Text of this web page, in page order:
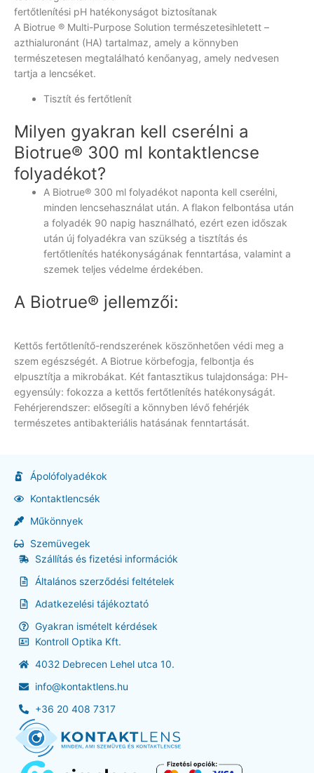
fertőtlenítési pH hatékonyságot biztosítanak
A Biotrue ® Multi-Purpose Solution természetesihletett –
azthialuronánt (HA) tartalmaz, amely a könnyben
természetesen megtalálható kenőanyag, amely nedvesen
tartja a lencséket.
Tisztít és fertőtlenít
Milyen gyakran kell cserélni a
Biotrue® 300 ml kontaktlencse
folyadékot?
A Biotrue® 300 ml folyadékot naponta kell cserélni,
minden lencsehasználat után. A flakon felbontása után
a folyadék 90 napig használható, ezért ezen időszak
után új folyadékra van szükség a tisztítás és
fertőtlenítés hatékonyságának fenntartása, valamint a
szemek teljes védelme érdekében.
A Biotrue® jellemzői:
Kettős fertőtlenítő-rendszerének köszönhetően védi meg a
szem egészségét. A Biotrue körbefogja, felbontja és
elpusztítja a mikrobákat. Két fantasztikus tulajdonsága: PH-
egyensúly: fokozza a kettős fertőtlenítés hatékonyságát.
Fehérjerendszer: elősegíti a könnyben lévő fehérjék
természetes antibakteriális hatásának fenntartását.
Ápolófolyadékok
Kontaktlencsék
Műkönnyek
Szemüvegek
Szállítás és fizetési információk
Általános szerződési feltételek
Adatkezelési tájékoztató
Gyakran ismételt kérdések
Kontroll Optika Kft.
4032 Debrecen Lehel utca 10.
info@kontaktlens.hu
+36 20 408 7317